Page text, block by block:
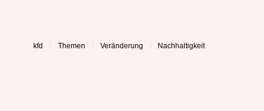
kfd Themen Veränderung Nachhaltigkeit